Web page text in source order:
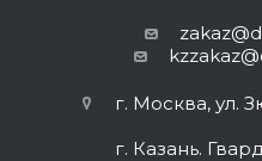
г. Москва, ул.
г. Казань.